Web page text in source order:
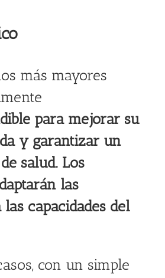
más mayores
para mejorar su
y garantizar un
salud. Los
las
las capacidades del
con un simple